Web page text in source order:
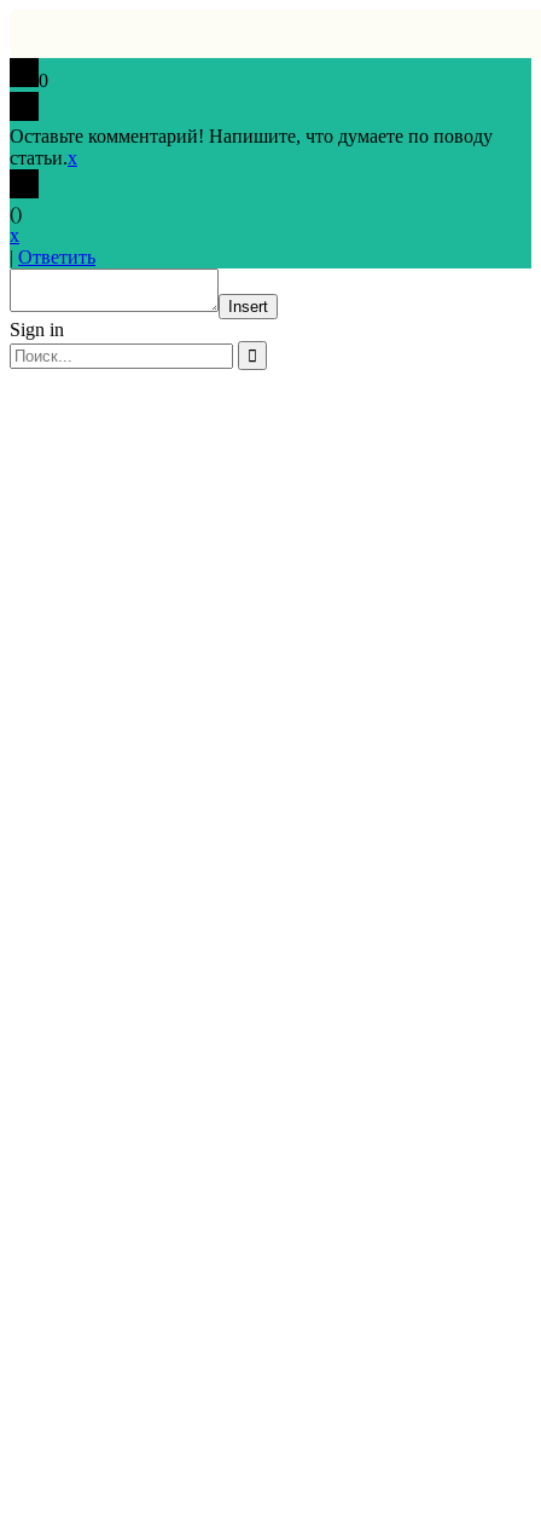
0
Оставьте комментарий! Напишите, что думаете по поводу
статьи.x
()
x
| Ответить
Insert
Sign in